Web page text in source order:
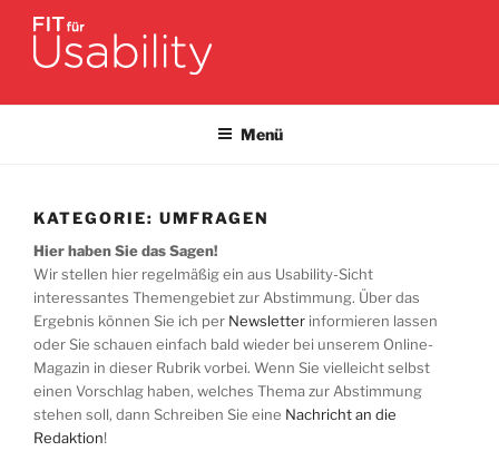
Zum
Inhalt
springen
FIT FÜR USABILITY
Menü
KATEGORIE: UMFRAGEN
Hier haben Sie das Sagen!
Wir stellen hier regelmäßig ein aus Usability-Sicht
interessantes Themengebiet zur Abstimmung. Über das
Ergebnis können Sie ich per Newsletter informieren lassen
oder Sie schauen einfach bald wieder bei unserem Online-
Magazin in dieser Rubrik vorbei. Wenn Sie vielleicht selbst
einen Vorschlag haben, welches Thema zur Abstimmung
stehen soll, dann Schreiben Sie eine Nachricht an die
Redaktion!